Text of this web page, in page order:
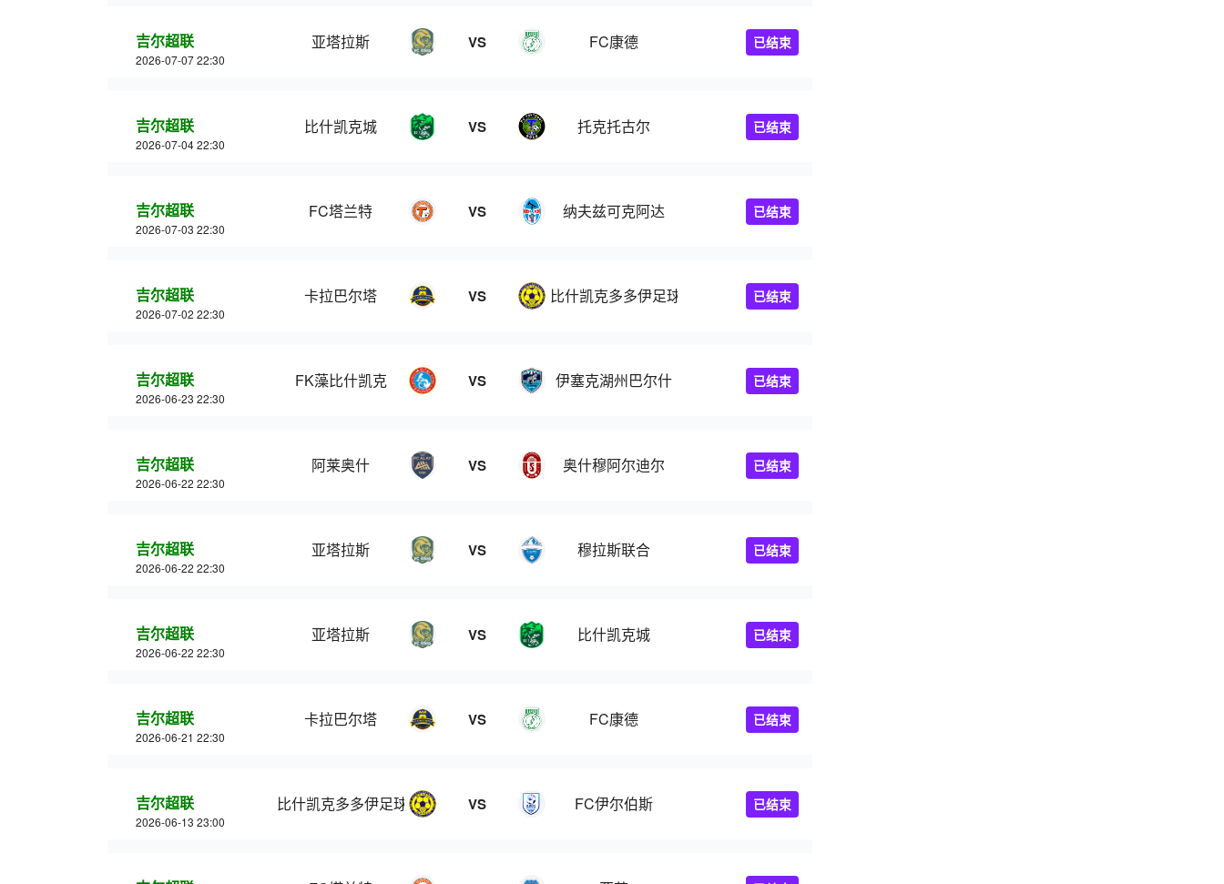
吉尔超联
2026-07-07 22:30
亚塔拉斯 VS FC康德 已结束
吉尔超联
2026-07-04 22:30
比什凯克城 VS 托克托古尔 已结束
吉尔超联
2026-07-03 22:30
FC塔兰特 VS 纳夫兹可克阿达 已结束
吉尔超联
2026-07-02 22:30
卡拉巴尔塔 VS 比什凯克多多伊足球会 已结束
吉尔超联
2026-06-23 22:30
FK藻比什凯克 VS 伊塞克湖州巴尔什 已结束
吉尔超联
2026-06-22 22:30
阿莱奥什 VS 奥什穆阿尔迪尔 已结束
吉尔超联
2026-06-22 22:30
亚塔拉斯 VS 穆拉斯联合 已结束
吉尔超联
2026-06-22 22:30
亚塔拉斯 VS 比什凯克城 已结束
吉尔超联
2026-06-21 22:30
卡拉巴尔塔 VS FC康德 已结束
吉尔超联
2026-06-13 23:00
比什凯克多多伊足球会 VS FC伊尔伯斯 已结束